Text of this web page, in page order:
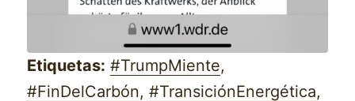
Etiquetas: #TrumpMiente,
#FinDelCarbón,#TransiciónEnergética,